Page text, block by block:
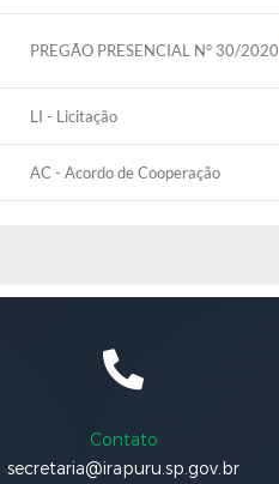
PREGÃO PRESENCIAL N° 30/2020
LI - Licitação
AC - Acordo de Cooperação
Contato
secretaria@irapuru.sp.gov.br